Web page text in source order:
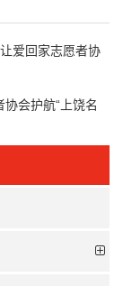
爱回家志愿者协
会护航“上饶名